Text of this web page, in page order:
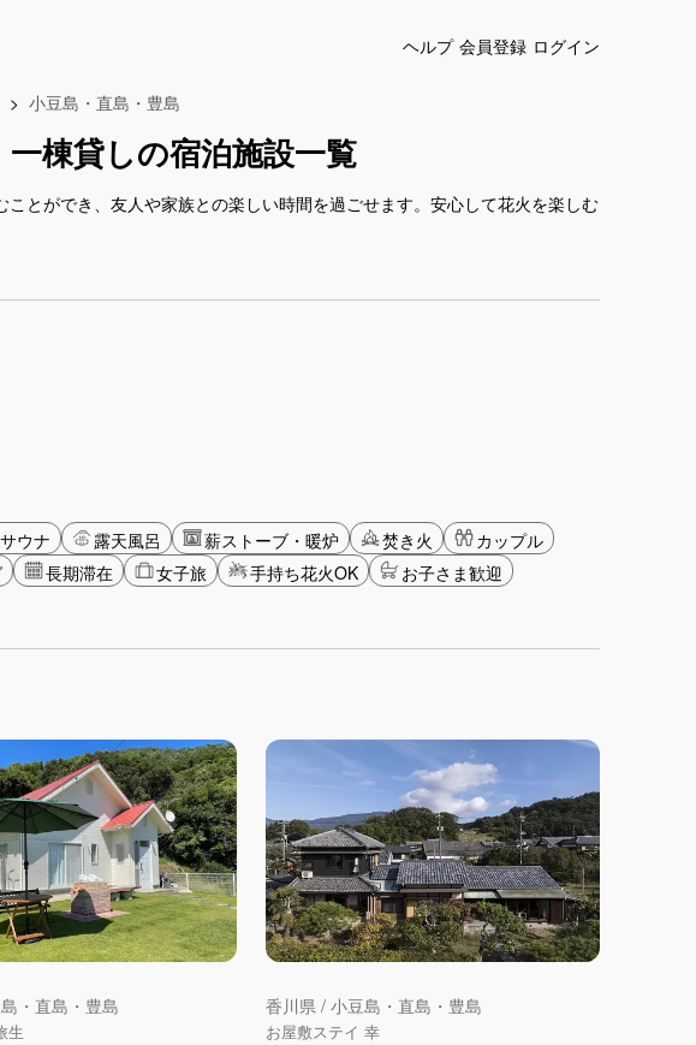
ヘルプ 会員登録 ログイン
小豆島・直島・豊島
棟貸しの宿泊施設一覧
とができ、友人や家族との楽しい時間を過ごせます。安心して花火を楽しむ
サウナ 露天風呂 薪ストーブ・暖炉 焚き火
カップル
長期滞在 女子旅 手持ち花火OK
お子さま歓迎
・直島・豊島
生
香川県 / 小豆島・直島・豊島
お屋敷ステイ 幸